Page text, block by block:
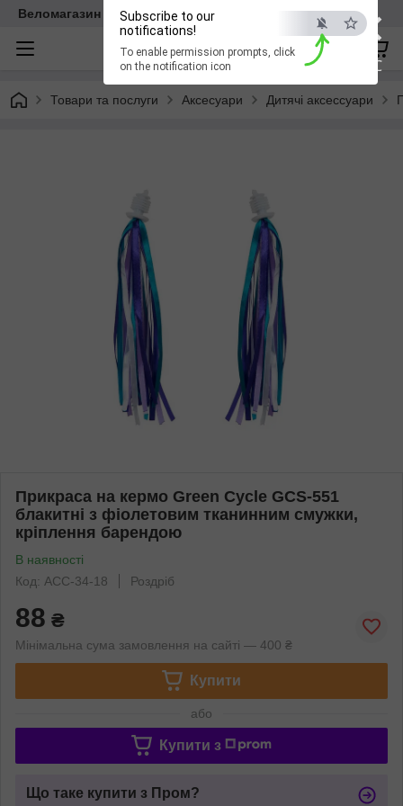
×
ESC
Subscribe to our
notifications!
To enable permission prompts, click
on the notification icon
Веломагазин EasyBike
Товари та послуги Аксесуари Дитячі аксессуари
Прикраса на кермо Green Cycle GCS-551
блакитні з фіолетовим тканинним смужки,
кріплення барендою
В наявності
Код: ACC-34-18
Роздріб
88 ₴
Мінімальна сума замовлення на сайті — 400 ₴
Купити
або
Купити з
Що таке купити з Пром?